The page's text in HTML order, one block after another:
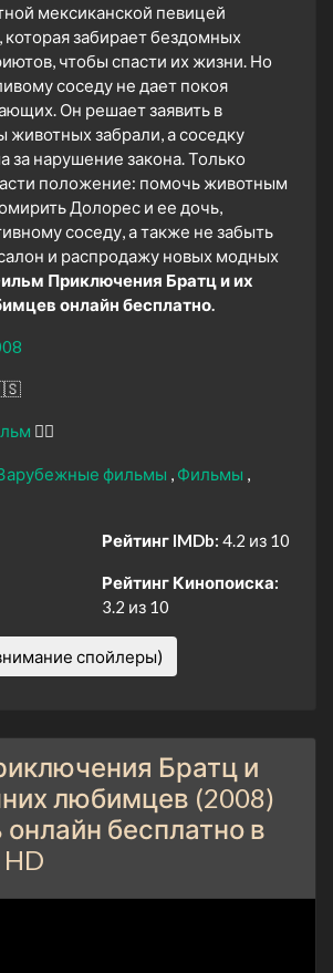
мексиканской певицей
забирает бездомных
чтобы спасти их жизни. Но
соседу не дает покоя
Он решает заявить в
животных забрали, а соседку
за нарушение закона. Только
положение: помочь животным
Долорес и ее дочь,
соседу, а также не забыть
и распродажу новых модных
Приключения Братц и их
онлайн бесплатно.
🧚‍♀️
фильмы
Фильмы
Рейтинг IMDb: 4.2 из 10
Рейтинг Кинопоиска:
3.2 из 10
спойлеры)
Братц и
любимцев (2008)
бесплатно в